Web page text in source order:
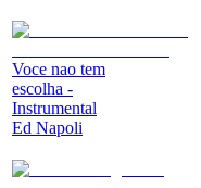
Voce nao tem
escolha -
Instrumental
Ed Napoli